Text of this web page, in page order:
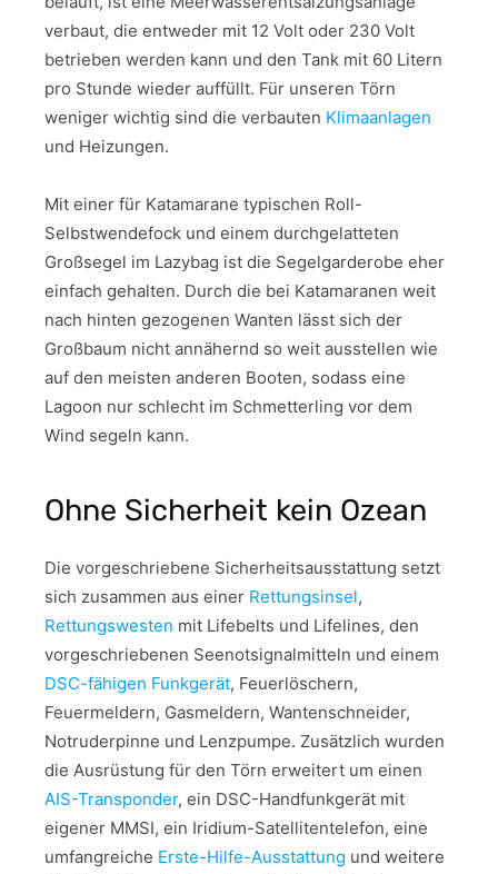
verbaut, die entweder mit 12 Volt oder 230 Volt
betrieben werden kann und den Tank mit 60 Litern
pro Stunde wieder auffüllt. Für unseren Törn
weniger wichtig sind die verbauten Klimaanlagen
und Heizungen.
Mit einer für Katamarane typischen Roll-
Selbstwendefock und einem durchgelatteten
Großsegel im Lazybag ist die Segelgarderobe eher
einfach gehalten. Durch die bei Katamaranen weit
nach hinten gezogenen Wanten lässt sich der
Großbaum nicht annähernd so weit ausstellen wie
auf den meisten anderen Booten, sodass eine
Lagoon nur schlecht im Schmetterling vor dem
Wind segeln kann.
Ohne Sicherheit kein Ozean
Die vorgeschriebene Sicherheitsausstattung setzt
sich zusammen aus einer Rettungsinsel,
Rettungswesten mit Lifebelts und Lifelines, den
vorgeschriebenen Seenotsignalmitteln und einem
DSC-fähigen Funkgerät, Feuerlöschern,
Feuermeldern, Gasmeldern, Wantenschneider,
Notruderpinne und Lenzpumpe. Zusätzlich wurden
die Ausrüstung für den Törn erweitert um einen
AIS-Transponder, ein DSC-Handfunkgerät mit
eigener MMSI, ein Iridium-Satellitentelefon, eine
umfangreiche Erste-Hilfe-Ausstattung und weitere